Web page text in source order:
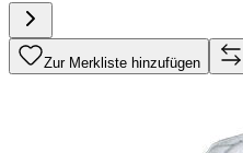
Zur Merkliste hinzufügen